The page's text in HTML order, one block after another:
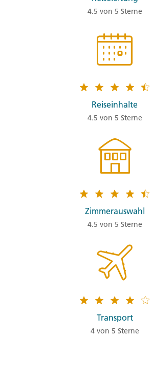
4.5 von 5 Sterne
Reiseinhalte
4.5 von 5 Sterne
Zimmerauswahl
4.5 von 5 Sterne
Transport
4 von 5 Sterne